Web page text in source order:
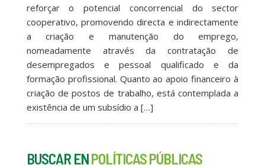
reforçar o potencial concorrencial do sector
cooperativo, promovendo directa e indirectamente
a criação e manutenção do emprego,
nomeadamente através da contratação de
desempregados e pessoal qualificado e da
formação profissional. Quanto ao apoio financeiro à
criação de postos de trabalho, está contemplada a
existência de um subsídio a […]
BUSCAR ENPOLÍTICAS PÚBLICAS